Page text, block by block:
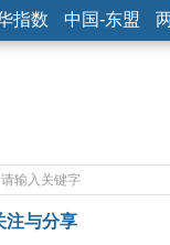
指数 中国-东盟
注与分享